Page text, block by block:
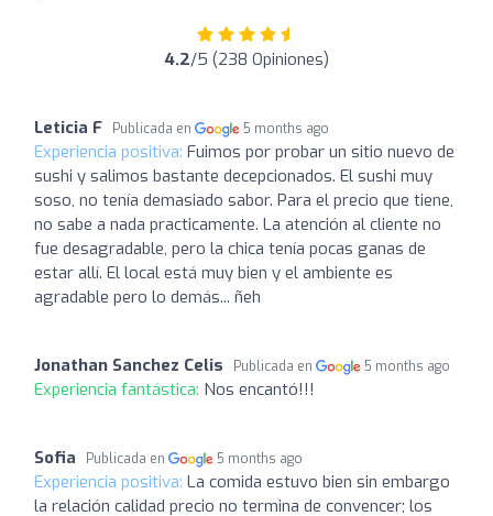
4.2/5 (238 Opiniones)
Leticia F Publicada en 5 months ago
Experiencia positiva: Fuimos por probar un sitio nuevo de
sushi y salimos bastante decepcionados. El sushi muy
soso, no tenía demasiado sabor. Para el precio que tiene,
no sabe a nada practicamente. La atención al cliente no
fue desagradable, pero la chica tenía pocas ganas de
estar allí. El local está muy bien y el ambiente es
agradable pero lo demás... ñeh
Jonathan Sanchez Celis Publicada en 5 months ago
Experiencia fantástica: Nos encantó!!!
Sofia Publicada en 5 months ago
Experiencia positiva: La comida estuvo bien sin embargo
la relación calidad precio no termina de convencer; los